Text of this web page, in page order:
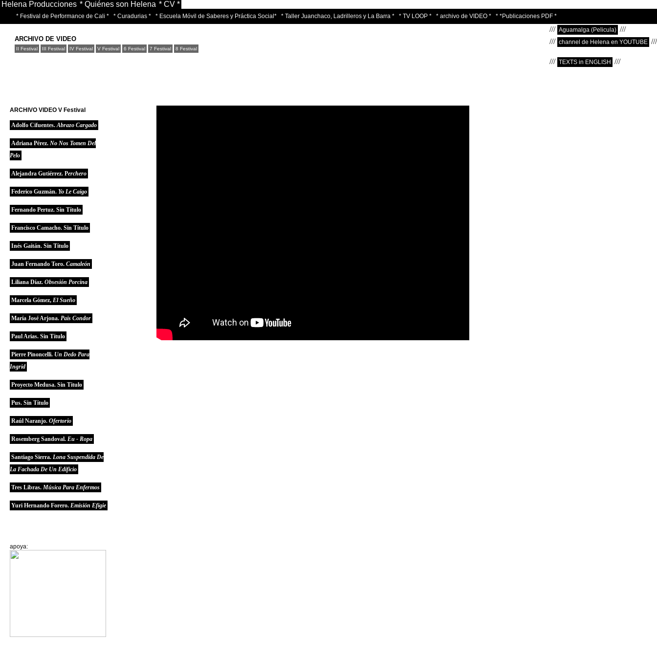
Helena Producciones * Quiénes son Helena * CV *
* Festival de Performance de Cali * * Curadurias * * Escuela Móvil de Saberes y Práctica Social* * Taller Juanchaco, Ladrilleros y La Barra * * TV LOOP * * archivo de VIDEO * * *Publicaciones PDF *
/// Aguamalga (Pelicula) ///
/// channel de Helena en YOUTUBE ///
/// TEXTS in ENGLISH ///
ARCHIVO DE VIDEO
II Festival III Festival IV Festival V Festival 6 Festival 7 Festival 8 Festival
ARCHIVO VIDEO V Festival
Adolfo Cifuentes.Abrazo Cargado
Adriana Pérez. No Nos Tomen Del
Pelo
Alejandra Gutiérrez. PErchero
Federico Guzmán. Yo Le Caigo
Fernando Pertuz. Sin Título
Francisco Camacho. Sin Título
Inés Gaitán. Sin Título
Juan Fernando Toro. Camaleón
Liliana Díaz. Obsesión Porcina
Marcela Gómez, El Sueño
María José Arjona. Pais Condor
Paul Arias. Sin Título
Pierre Pinoncelli. Un Dedo Para
Ingrid
Proyecto Medusa. Sin Titulo
Pus. Sin Título
Raúl Naranjo. Ofertorio
Rosemberg Sandoval. Eu - Ropa
Santiago Sierra. Lona Suspendida De
La Fachada De Un Edificio
Tres Libras. Música Para Enfermos
Yuri Hernando Forero. Emisión Efigie
apoya: